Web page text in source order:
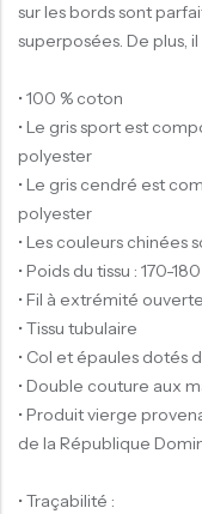
sur les bords sont
superposées. De plus,
• 100 % coton
• Le gris sport est
polyester
• Le gris cendré est
polyester
• Les couleurs chinées
• Poids du tissu : 170-
• Fil à extrémité ouverte
• Tissu tubulaire
• Col et épaules dotés
• Double couture aux
• Produit vierge
de la République
• Traçabilité :